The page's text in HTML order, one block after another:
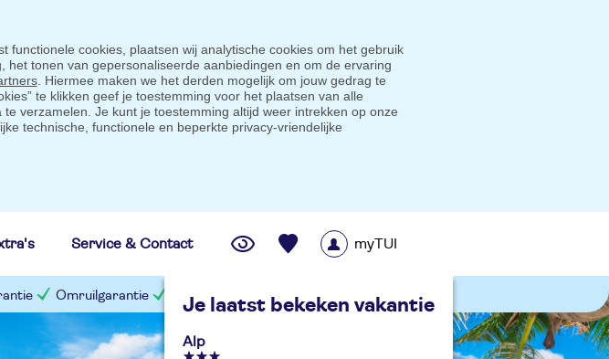
functionele cookies, plaatsen wij analytische cookies om het gebruik
tonen van gepersonaliseerde aanbiedingen en om de ervaring
. Hiermee maken we het derden mogelijk om jouw gedrag te
te klikken geef je toestemming voor het plaatsen van alle
verzamelen. Je kunt je toestemming altijd weer intrekken op onze
technische, functionele en beperkte privacy-vriendelijke
Service & Contact
Je laatst bekeken vakantie
Alp
myTUI
Omruilgarantie Slimme prijsgarantie